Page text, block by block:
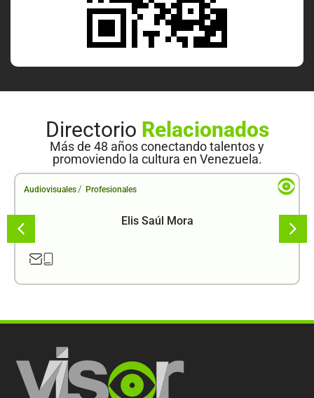
Directorio Relacionados
Más de 48 años conectando talentos y
promoviendo la cultura en Venezuela.
Audiovisuales / Profesionales
Elis Saúl Mora